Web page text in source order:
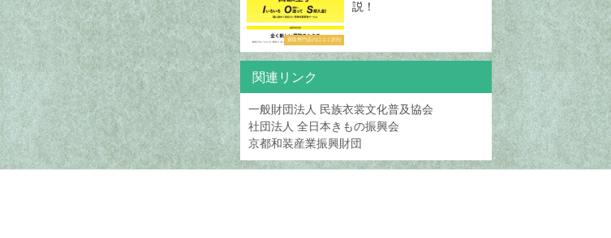
買取専門店の口コミ評判
説！
関連リンク
一般財団法人 民族衣裳文化普及協会
社団法人 全日本きもの振興会
京都和装産業振興財団